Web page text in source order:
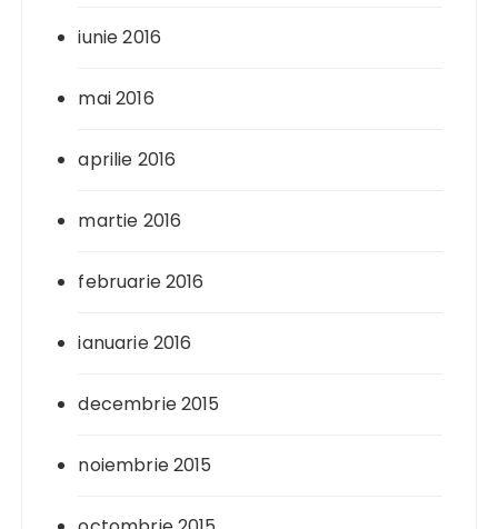
iunie 2016
mai 2016
aprilie 2016
martie 2016
februarie 2016
ianuarie 2016
decembrie 2015
noiembrie 2015